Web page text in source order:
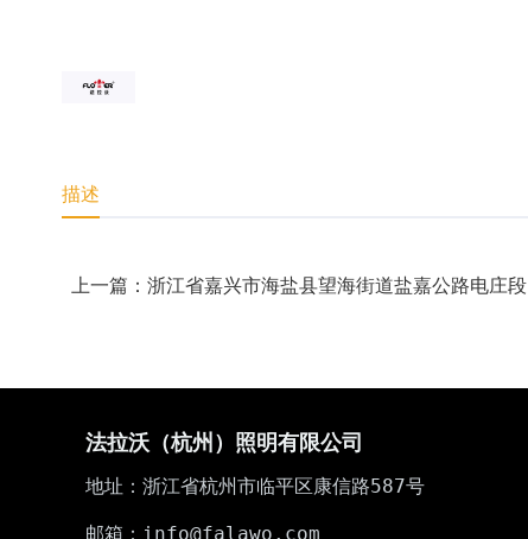
描述
上一篇：浙江省嘉兴市海盐县望海街道盐嘉公路电庄段
法拉沃（杭州）照明有限公司
地址：浙江省杭州市临平区康信路587号
邮箱：info@falawo.com